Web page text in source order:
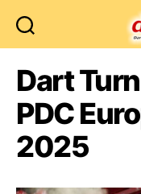
Dart
PDC
2025